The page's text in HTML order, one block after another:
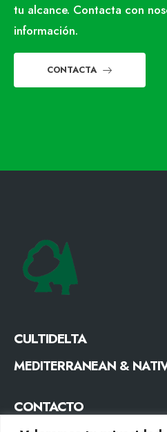
tu alcance. Contacta con
información.
CONTACTA
CULTIDELTA
MEDITERRANEAN &
CONTACTO